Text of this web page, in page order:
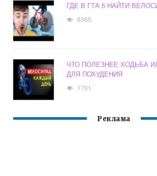
ГДЕ В ГТА 5 НАЙТИ
6365
ЧТО ПОЛЕЗНЕЕ ХОДЬБА
ДЛЯ ПОХУДЕНИЯ
1701
Реклама